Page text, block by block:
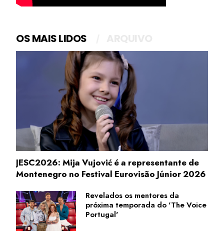
OS MAIS LIDOS
JESC2026: Mija Vujović é a representante de
Montenegro no Festival Eurovisão Júnior 2026
Revelados os mentores da
próxima temporada do 'The Voice
Portugal'